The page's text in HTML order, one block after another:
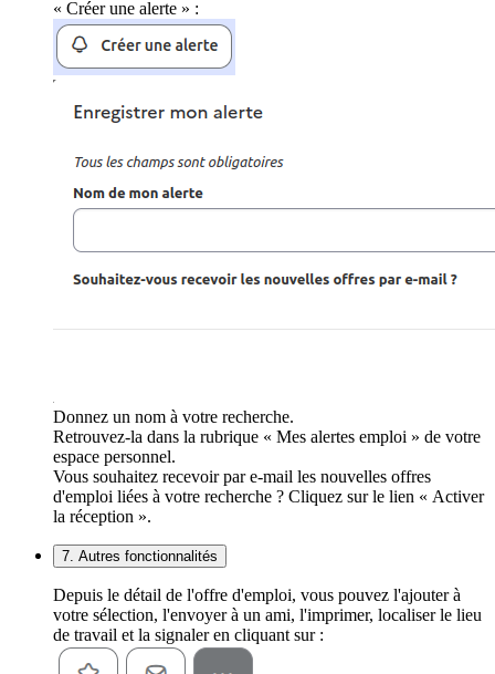
« Créer une alerte » :
Donnez un nom à votre recherche.
Retrouvez-la dans la rubrique « Mes alertes emploi » de votre
espace personnel.
Vous souhaitez recevoir par e-mail les nouvelles offres
d'emploi liées à votre recherche ? Cliquez sur le lien « Activer
la réception ».
7. Autres fonctionnalités
Depuis le détail de l'offre d'emploi, vous pouvez l'ajouter à
votre sélection, l'envoyer à un ami, l'imprimer, localiser le lieu
de travail et la signaler en cliquant sur :